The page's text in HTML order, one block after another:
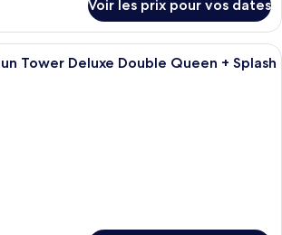
Voir les prix pour vos dates
Une chambre d’hôtel avec deux
Tower Deluxe Double Queen + Splash